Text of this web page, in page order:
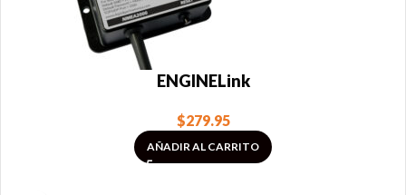
ENGINELink
$279.95
AÑADIR AL CARRITO